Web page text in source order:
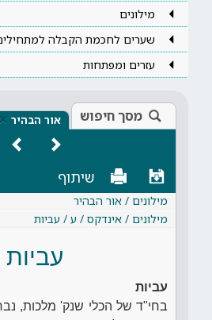
מילונים
שערים לחכמת הקבלה
עזרים ומפתחות
מסך חיפוש אור הבהיר
שיתוף
מילונים / אור הבהיר
מילונים / אינדקס / ע / עביות
עביות
עביות
בחי"ד של הכלי שנק' מלכות,